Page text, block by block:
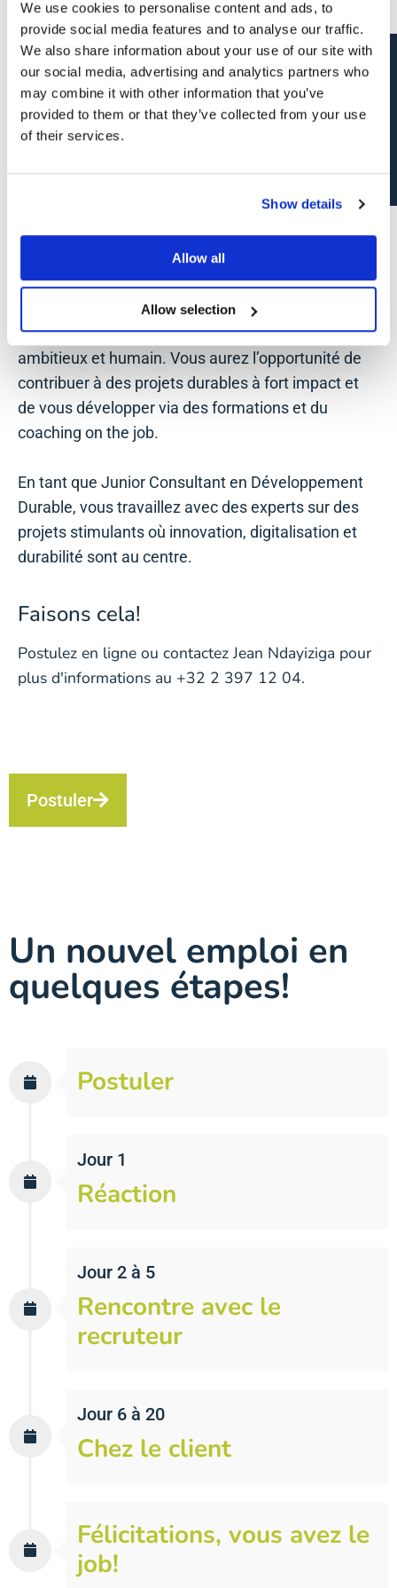
We use cookies to personalise content and ads, to
provide social media features and to analyse our traffic.
We also share information about your use of our site with
our social media, advertising and analytics partners who
may combine it with other information that you’ve
provided to them or that they’ve collected from your use
of their services.
Show details
Allow all
Allow selection
Cadre de travail
Boproaccompagne les entreprises et
organisations dans le développement immobilier et
l’aménagement durable des territoires. Depuis ses
bureaux de Gand, Bruxelles et Paris, ce bureau de
immobilières tournées vers l’avenir pour des clients
B2B.
Ce qui caractérise Bopro ? Un fort esprit de partage
de connaissances, de collaboration et de
développement personnel dans un environnement
ambitieux et humain. Vous aurez l’opportunité de
contribuer à des projets durables à fort impact et
de vous développer via des formations et du
coaching on the job.
En tant que Junior Consultant en Développement
Durable, vous travaillez avec des experts sur des
projets stimulants où innovation, digitalisation et
durabilité sont au centre.
Faisons cela!
Postulez en ligne ou contactez Jean Ndayiziga pour
plus d'informations au +32 2 397 12 04.
Postuler
Un nouvel emploi en
quelques étapes!
Postuler
Jour 1
Réaction
Jour 2 à 5
Rencontre avec le
recruteur
Jour 6 à 20
Chez le client
Félicitations, vous avez le
job!